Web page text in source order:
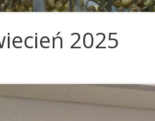
OR RZESZÓW
OR SZCZECIN
2025